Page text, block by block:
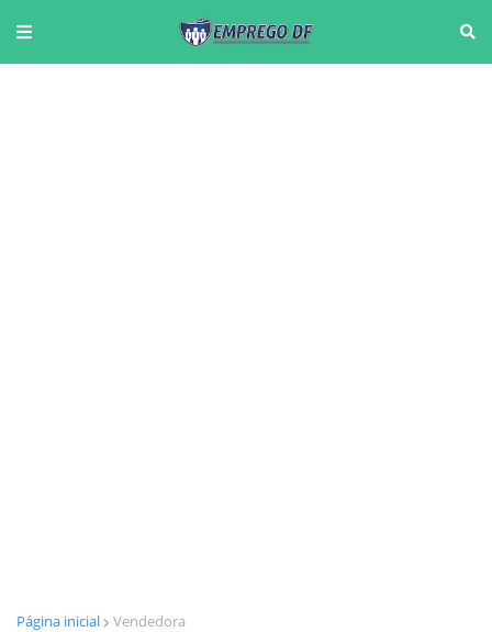
Página inicial Vendedora